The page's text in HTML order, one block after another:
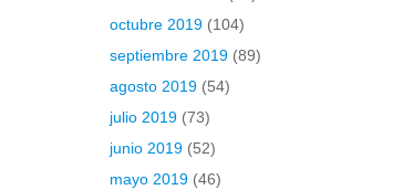
octubre 2019 (104)
septiembre 2019 (89)
agosto 2019 (54)
julio 2019 (73)
junio 2019 (52)
mayo 2019 (46)